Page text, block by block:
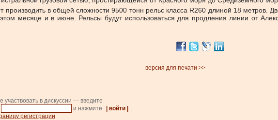
производить в общей сложности 9500 тонн рельс класса R260 длиной 18 метров.
месяце и в июне. Рельсы будут использоваться для продления линии от
версия для печати >>
в дискуссии — введите
и нажмите | войти |
.
регистрации.